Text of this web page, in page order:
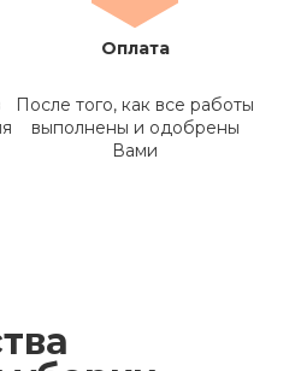
Оплата
После того, как все работы
выполнены и одобрены
Вами